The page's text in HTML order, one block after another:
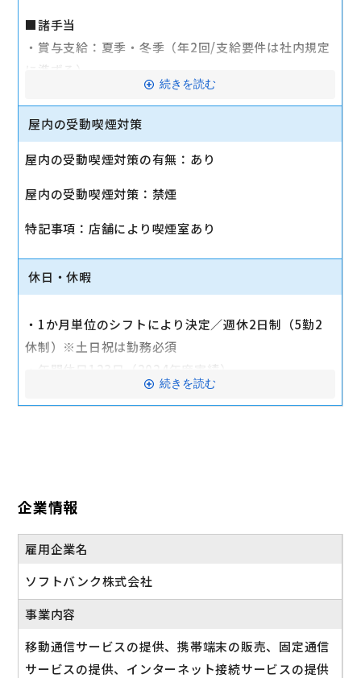
■諸手当
・賞与支給：夏季・冬季（年2回/支給要件は社内規定
に準ずる）
・時間外手当あり（平均残業時間：10h/月）
・通勤手当支給（規定あり）
災保険）
・入社時に研修有（職種・地域によって研修日程が異
なる）
・制服貸与
等）
交通費全額支給
続きを読む
屋内の受動喫煙対策
屋内の受動喫煙対策の有無：あり
屋内の受動喫煙対策：禁煙
特記事項：店舗により喫煙室あり
休日・休暇
・1か月単位のシフトにより決定／週休2日制（5勤2
休制）※土日祝は勤務必須
・年間休日123日（2024年度実績）
・有給休暇：6か月勤務後11日付与
続きを読む
企業情報
雇用企業名
ソフトバンク株式会社
事業内容
移動通信サービスの提供、携帯端末の販売、固定通信
サービスの提供、インターネット接続サービスの提供